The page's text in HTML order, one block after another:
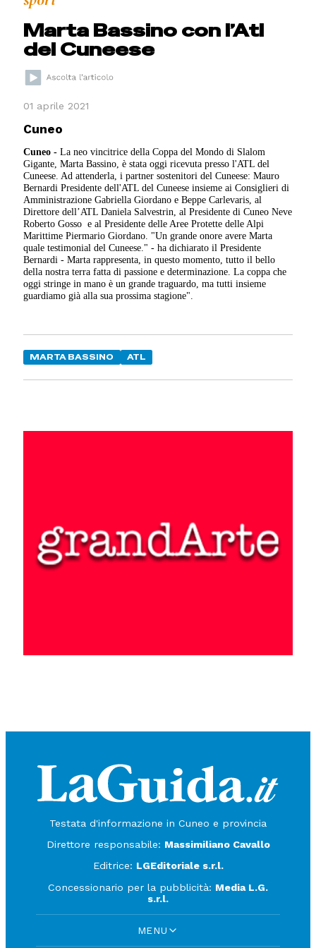
Marta Bassino con l’Atl
del Cuneese
01 aprile 2021
Cuneo
Cuneo -La neo vincitrice della Coppa del Mondo di Slalom
Gigante, Marta Bassino, è stata oggi ricevuta presso l'ATL del
Cuneese. Ad attenderla, i partner sostenitori del Cuneese: Mauro
Bernardi Presidente dell'ATL del Cuneese insieme ai Consiglieri di
Amministrazione Gabriella Giordano e Beppe Carlevaris, al
Direttore dell’ATL Daniela Salvestrin, al Presidente di Cuneo Neve
Roberto Gosso e al Presidente delle Aree Protette delle Alpi
Marittime Piermario Giordano. "Un grande onore avere Marta
quale testimonial del Cuneese." - ha dichiarato il Presidente
Bernardi - Marta rappresenta, in questo momento, tutto il bello
della nostra terra fatta di passione e determinazione. La coppa che
oggi stringe in mano è un grande traguardo, ma tutti insieme
guardiamo già alla sua prossima stagione".
MARTA BASSINO ATL
Testata d'informazione in Cuneo e provincia
Direttore responsabile: Massimiliano Cavallo
Editrice: LGEditoriale s.r.l.
Concessionario per la pubblicità: Media L.G.
s.r.l.
MENU